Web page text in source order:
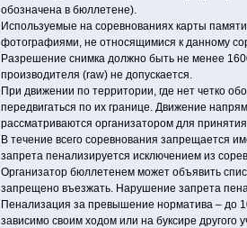
обозначена в бюллетене).
Используемые на соревнованиях карты
фотографиями, не относящимися к данному
Разрешение снимка должно быть не менее
производителя (raw) не допускается.
При движении по территории, где нет четко
передвигаться по их границе. Движение
рассматриваются организатором для
В течение всего соревнования запрещается
запрета пенализируется исключением из
Организатор бюллетенем может объявить
запрещено въезжать. Нарушение запрета
Пенализация за превышение норматива – до
зависимо своим ходом или на буксире